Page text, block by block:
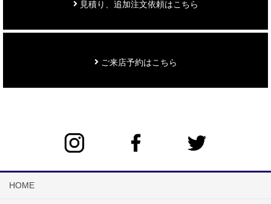
見積り、追加注文依頼はこちら
ご来店予約はこちら
HOME